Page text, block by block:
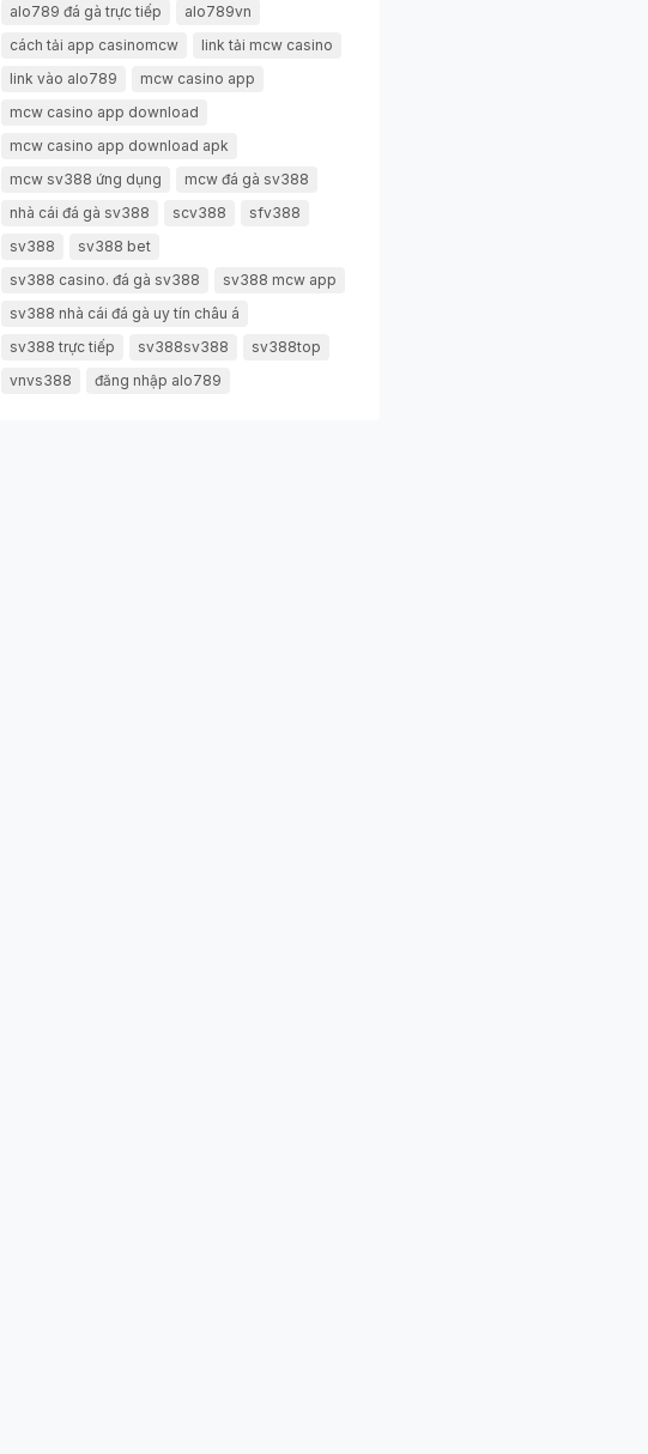
alo789 đá gà trực tiếp
alo789vn
cách tải app casinomcw
link tải mcw casino
link vào alo789
mcw casino app
mcw casino app download
mcw casino app download apk
mcw sv388 ứng dụng
mcw đá gà sv388
nhà cái đá gà sv388
scv388
sfv388
sv388
sv388 bet
sv388 casino. đá gà sv388
sv388 mcw app
sv388 nhà cái đá gà uy tín châu á
sv388 trực tiếp
sv388sv388
sv388top
vnvs388
đăng nhập alo789